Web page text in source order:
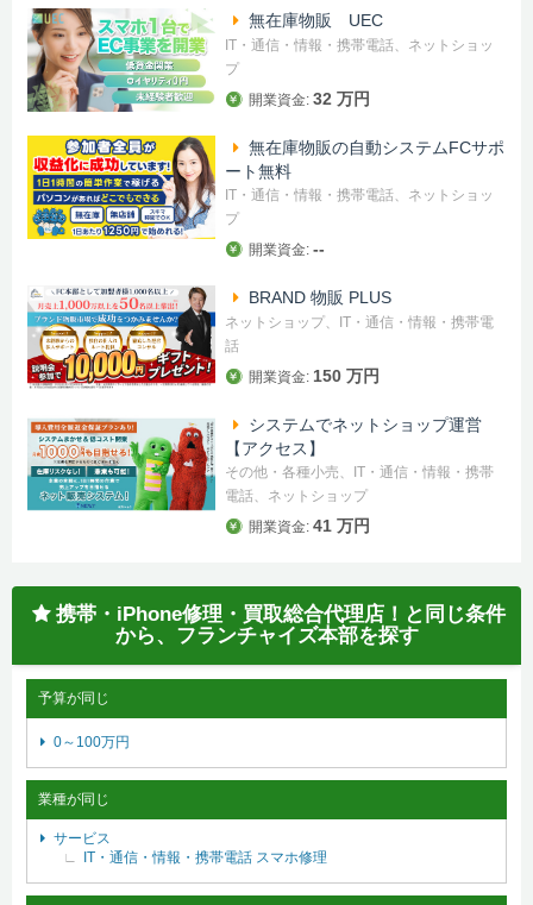
無在庫物販 UEC
IT・通信・情報・携帯電話、ネットショッ
プ
開業資金: 32 万円
無在庫物販の自動システムFCサポ
ート無料
IT・通信・情報・携帯電話、ネットショッ
プ
開業資金: --
BRAND 物販 PLUS
ネットショップ、IT・通信・情報・携帯電
話
開業資金: 150 万円
システムでネットショップ運営
【アクセス】
その他・各種小売、IT・通信・情報・携帯
電話、ネットショップ
開業資金: 41 万円
携帯・iPhone修理・買取総合代理店！と同じ条件
から、フランチャイズ本部を探す
予算が同じ
0～100万円
業種が同じ
サービス
IT・通信・情報・携帯電話 スマホ修理